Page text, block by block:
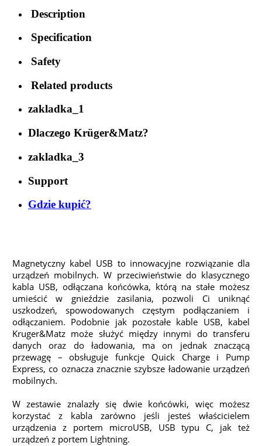
Description
Specification
Safety
Related products
zakladka_1
Dlaczego Krüger&Matz?
zakladka_3
Support
Gdzie kupić?
Magnetyczny kabel USB to innowacyjne rozwiązanie dla
urządzeń mobilnych. W przeciwieństwie do klasycznego
kabla USB, odłączana końcówka, którą na stałe możesz
umieścić w gnieździe zasilania, pozwoli Ci uniknąć
uszkodzeń, spowodowanych częstym podłączaniem i
odłączaniem. Podobnie jak pozostałe kable USB, kabel
Kruger&Matz może służyć między innymi do transferu
danych oraz do ładowania, ma on jednak znaczącą
przewagę – obsługuje funkcje Quick Charge i Pump
Express, co oznacza znacznie szybsze ładowanie urządzeń
mobilnych.
W zestawie znalazły się dwie końcówki, więc możesz
korzystać z kabla zarówno jeśli jesteś właścicielem
urządzenia z portem microUSB, USB typu C, jak też
urządzeń z portem Lightning.